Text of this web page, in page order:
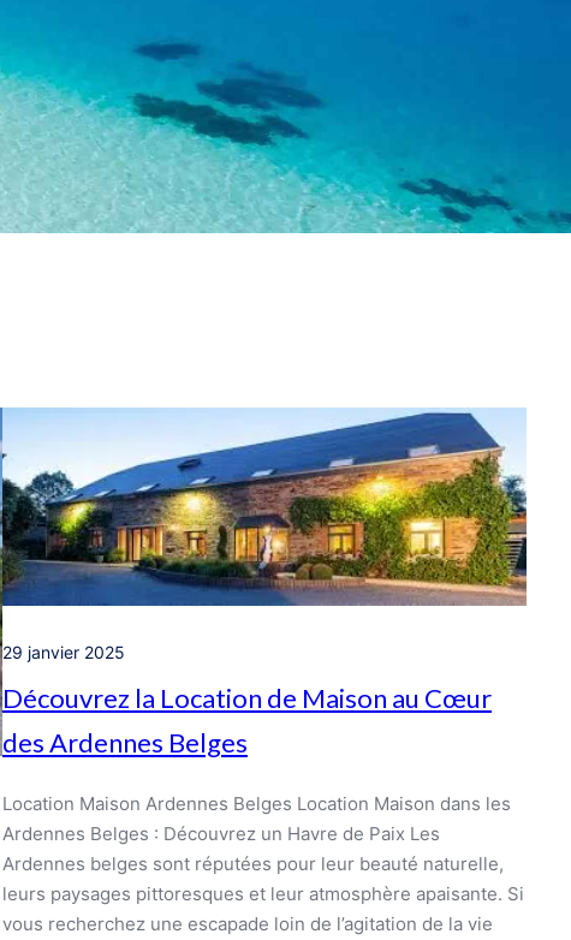
29 janvier 2025
Découvrez la Location de Maison au Cœur
des Ardennes Belges
Location Maison Ardennes Belges Location Maison dans les
Ardennes Belges : Découvrez un Havre de Paix Les
Ardennes belges sont réputées pour leur beauté naturelle,
leurs paysages pittoresques et leur atmosphère apaisante. Si
vous recherchez une escapade loin de l’agitation de la vie